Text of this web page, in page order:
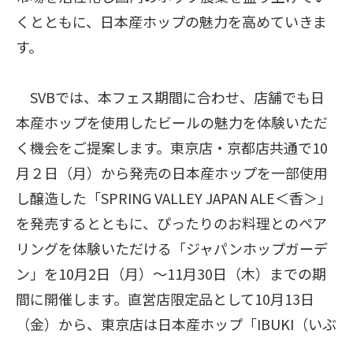
くとともに、日本産ホップの魅力を高めていきま
す。
SVBでは、本フェス期間に合わせ、店舗でも日
本産ホップを使用したビールの魅力を体験いただ
く機会をご提案します。東京店・京都店共通で10
月２日（月）から発売の日本産ホップを一部使用
し醸造した「SPRING VALLEY JAPAN ALE＜香＞」
を発売するとともに、ぴったりのお料理とのペア
リングを体験いただける「ジャパンホップガーデ
ン」を10月2日（月）～11月30日（木）までの期
間に開催します。直営店限定品として10月13日
（金）から、東京店は日本産ホップ「IBUKI（いぶ